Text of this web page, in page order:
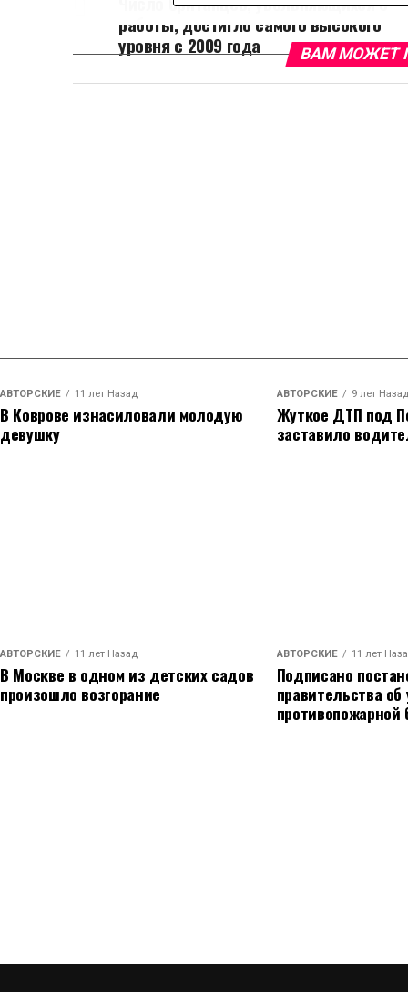
работы, достигло самого высокого
уровня с 2009 года ВАМ МОЖЕТ
АВТОРСКИЕ 11 лет Назад
В Коврове изнасиловали молодую
девушку
АВТОРСКИЕ 9 лет Назад
Жуткое ДТП под
заставило
АВТОРСКИЕ 11 лет Назад
В Москве в одном из детских садов
произошло возгорание
АВТОРСКИЕ 11 лет
Подписано
правительства
противопожарной